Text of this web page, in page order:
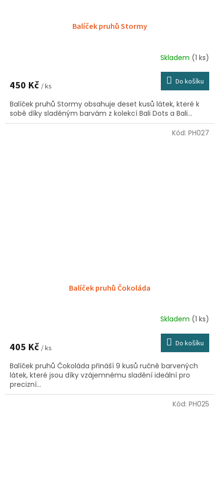
Balíček pruhů Stormy
Skladem (1 ks)
450 Kč / ks Do košíku
Balíček pruhů Stormy obsahuje deset kusů látek, které k
sobě díky sladěným barvám z kolekcí Bali Dots a Bali...
Balíček pruhů Čokoláda
Skladem (1 ks)
405 Kč / ks Do košíku
Balíček pruhů Čokoláda přináší 9 kusů ručně barvených
látek, které jsou díky vzájemnému sladění ideální pro
precizní...
Kód: PH027
Kód: PH025